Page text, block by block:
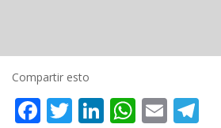
Compartir esto
Facebook
Twitter
LinkedIn
Email